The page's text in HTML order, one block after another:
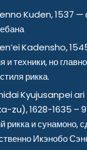
Kuden, 1537 —
Kadensho,
техники, но
рикка.
Kyujusanpei
zu), 1628-1635 –
рикка и сунамоно,
Икэнобо